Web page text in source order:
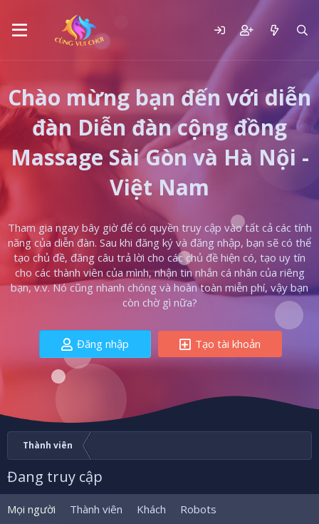
Chào mừng bạn đến với diễn
đàn Diễn đàn cộng đồng
Massage Sài Gòn và Hà Nội -
Việt Nam
Tham gia ngay bây giờ để có quyền truy cập vào tất cả các tính
năng của diễn đàn. Sau khi đăng ký và đăng nhập, bạn sẽ có thể
tạo chủ đề, đăng câu trả lời cho các chủ đề hiện có, tạo uy tín
cho các thành viên của mình, nhận tin nhắn cá nhân của riêng
bạn, v.v. Nó cũng nhanh chóng và hoàn toàn miễn phí, vậy bạn
còn chờ gì nữa?
Đăng nhập Tạo tài khoản
Thành viên
Đang truy cập
Mọi người Thành viên Khách Robots